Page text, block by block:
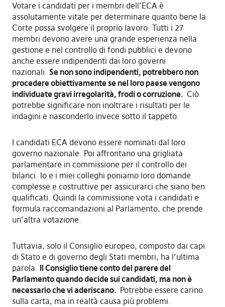
Votare i candidati per i membri dell’ECA è
assolutamente vitale per determinare quanto bene la
Corte possa svolgere il proprio lavoro. Tutti i 27
membri devono avere una grande esperienza nella
gestione e nel controllo di fondi pubblici e devono
anche essere indipendenti dai loro governi
nazionali. Se non sono indipendenti, potrebbero non
procedere obiettivamente se nel loro paese vengono
individuate gravi irregolarità, frodi o corruzione. Ciò
potrebbe significare non inoltrare i risultati per le
indagini e nasconderlo invece sotto il tappeto.
I candidati ECA devono essere nominati dal loro
governo nazionale. Poi affrontano una grigliata
parlamentare in commissione per il controllo dei
bilanci. Io e i miei colleghi poniamo loro domande
complesse e costruttive per assicurarci che siano ben
qualificati. Quindi la commissione vota i candidati e
formula raccomandazioni al Parlamento, che prende
un’altra votazione.
Tuttavia, solo il Consiglio europeo, composto dai capi
di Stato e di governo degli Stati membri, ha l’ultima
parola. Il Consiglio tiene conto del parere del
Parlamento quando decide sui candidati, ma non è
necessario che vi aderiscano. Potrebbe essere carino
sulla carta, ma in realtà causa più problemi.